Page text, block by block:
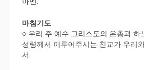
마침기도
○ 우리 주 예수 그리스도의 은총과 하
성령께서 이루어주시는 친교가 우리
서.